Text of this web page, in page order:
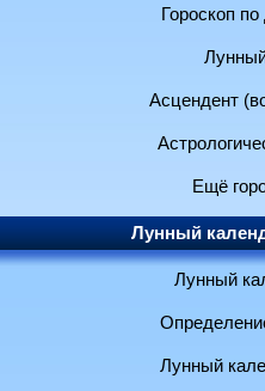
Гороскоп
Асцендент
Ещё
Лунный
Лунный
Лунный